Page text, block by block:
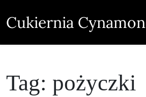
to
content
Cukiernia Cynamon
Tag: pożyczki